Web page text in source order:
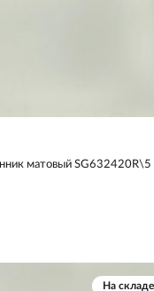
матовый SG632420R\5
На складе